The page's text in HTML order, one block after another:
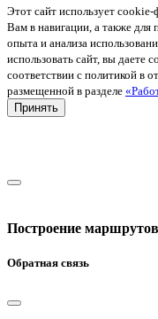
Этот сайт использует
Вам в навигации, а также для
опыта и анализа
использовать сайт, вы даете
соответствии с политикой в
размещенной в разделе
Принять
Построение маршрутов
Обратная связь